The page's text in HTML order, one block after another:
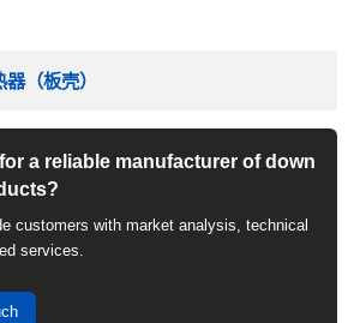
（板壳）
a reliable manufacturer of down
customers with market analysis, technical
services.